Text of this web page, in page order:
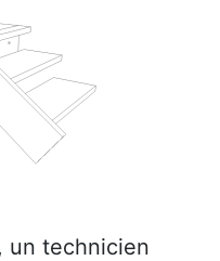
un technicien